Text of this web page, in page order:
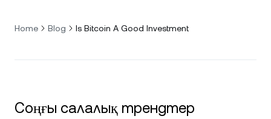
Home Blog Is Bitcoin A Good Investment
Соңғы салалық трендтер